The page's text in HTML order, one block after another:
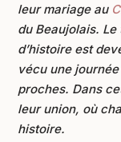
leur mariage au
du Beaujolais.
d’histoire est
vécu une
proches. Dans
leur union, où
histoire.